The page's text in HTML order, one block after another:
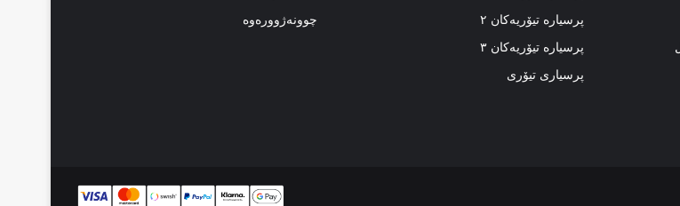
پرسیارە تیۆریەکان ٢
پرسیارە تیۆریەکان ٣
پرسیاری تیۆری
چوونەژوورەوە